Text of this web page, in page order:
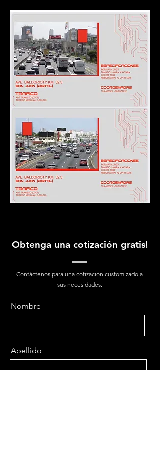
Obtenga una cotización gratis!
Contáctenos para una cotización customizado a
sus necesidades.
Nombre
Apellido